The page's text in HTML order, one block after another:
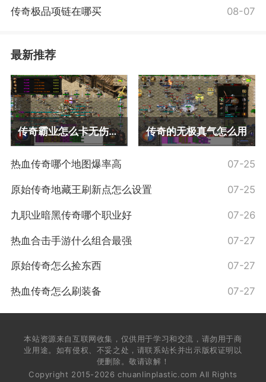
传奇极品项链在哪买 08-07
最新推荐
传奇霸业怎么卡无伤攻略 传奇的无极真气怎么用
热血传奇哪个地图爆率高 07-25
原始传奇地藏王刷新点怎么设置 07-25
九职业暗黑传奇哪个职业好 07-26
热血合击手游什么组合最强 07-27
原始传奇怎么捡东西 07-27
热血传奇怎么刷装备 07-27
本站资源来自互联网收集，仅供用于学习和交流，请勿用于商
业用途。如有侵权、不妥之处，请联系站长并出示版权证明以
便删除。敬请谅解！
Copyright 2015-2026 chuanlinplastic.com All Rights